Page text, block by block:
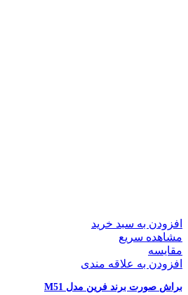
افزودن به سبد خرید
مشاهده سریع
مقایسه
افزودن به علاقه مندی
براش صورت برند فرین مدل M51